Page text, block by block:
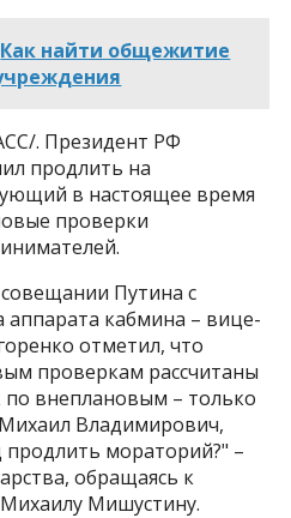
Как найти общежитие
. Президент РФ
продлить на
в настоящее время
проверки
Путина с
аппарата кабмина – вице-
отметил, что
проверкам рассчитаны
по внеплановым – только
Владимирович,
мораторий?" –
обращаясь к
Мишустину.